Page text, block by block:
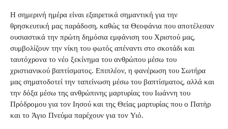
Η σημερινή ημέρα είναι εξαιρετικά σημαντική για την
θρησκευτική μας παράδοση, καθώς τα Θεοφάνια που αποτέλεσαν
ουσιαστικά την πρώτη δημόσια εμφάνιση του Χριστού μας,
συμβολίζουν την νίκη του φωτός απέναντι στο σκοτάδι και
ταυτόχρονα το νέο ξεκίνημα του ανθρώπου μέσω του
χριστιανικού βαπτίσματος. Επιπλέον, η φανέρωση του Σωτήρα
μας σηματοδοτεί την ταπείνωση μέσω του βαπτίσματος, αλλά και
την δόξα μέσω της ανθρώπινης μαρτυρίας του Ιωάννη του
Πρόδρομου για τον Ιησού και της Θείας μαρτυρίας που ο Πατὴρ
και το Άγιο Πνεύμα παρέχουν για τον Υιό.